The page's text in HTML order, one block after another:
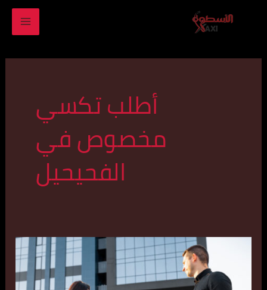
أطلب تكسي
مخصوص في
الفحيحيل